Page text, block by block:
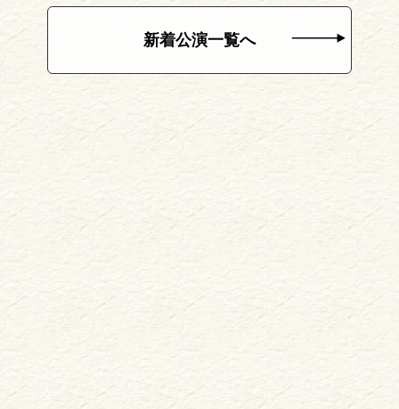
新着公演一覧へ